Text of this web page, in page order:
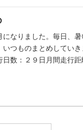
なりました。毎日、
つものまとめしてい
数：２９日月間走行